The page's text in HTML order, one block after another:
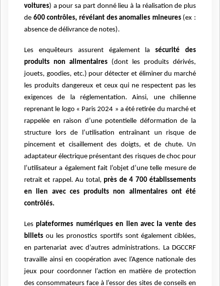
voitures) a pour sa part donné lieu à la réalisation de plus
de 600 contrôles, révélant des anomalies mineures (ex :
absence de délivrance de notes).
Les enquêteurs assurent également lasécurité des
produits non alimentaires (dont les produits dérivés,
jouets, goodies, etc.) pour détecter et éliminer du marché
les produits dangereux et ceux qui ne respectent pas les
exigences de la réglementation. Ainsi, une chilienne
reprenant le logo « Paris 2024 » a été retirée du marché et
rappelée en raison d’une potentielle déformation de la
structure lors de l’utilisation entraînant un risque de
pincement et cisaillement des doigts, et de chute. Un
adaptateur électrique présentant des risques de choc pour
l’utilisateur a également fait l’objet d’une telle mesure de
retrait et rappel. Au total,près de 4 700 établissements
en lien avec ces produits non alimentaires ont été
contrôlés.
Lesplateformes numériques en lien avec la vente des
billetsou les pronostics sportifs sont également ciblées,
en partenariat avec d’autres administrations. La DGCCRF
travaille ainsi en coopération avec l’Agence nationale des
jeux pour coordonner l’action en matière de protection
des consommateurs face à l’essor des sites de conseils en